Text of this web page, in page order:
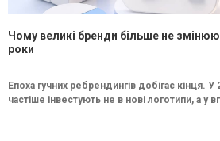
Чому великі бренди більше не
роки
Епоха гучних ребрендингів добігає кінця.
частіше інвестують не в нові логотипи, а у